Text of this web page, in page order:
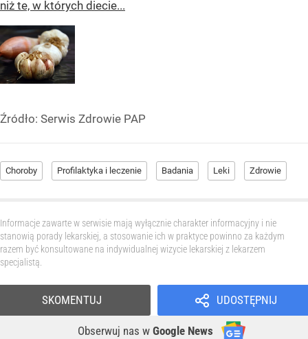
niż te, w których diecie...
Źródło: Serwis Zdrowie PAP
Choroby Profilaktyka i leczenie Badania Leki Zdrowie
Informacje zawarte w serwisie mają wyłącznie charakter informacyjny i nie
stanowią porady lekarskiej, a stosowanie ich w praktyce powinno za każdym
razem być konsultowane na indywidualnej wizycie lekarskiej z lekarzem
specjalistą.
UDOSTĘPNIJ
Obserwuj nas w Google News
SKOMENTUJ